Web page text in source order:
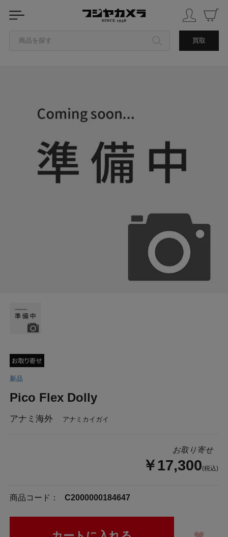
商品を探す 買取
新品
Pico Flex Dolly
アナミ海外 アナミカイガイ
お取り寄せ
￥17,300(税込)
商品コード： C2000000184647